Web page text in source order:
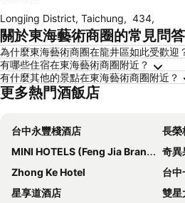
Longjing District, Taichung, 434,
關於東海藝術商圈的常見問答
為什麼東海藝術商圈在龍井區如此受歡迎
有哪些住宿在東海藝術商圈附近？
有什麼其他的景點在東海藝術商圈附近？
更多熱門酒飯店
台中永豐棧酒店
長榮
MINI HOTELS (Feng Jia Branch)
奇異
Zhong Ke Hotel
台中
星享道酒店
雙星